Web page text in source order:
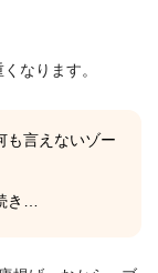
なります。
も言えないゾー
き…